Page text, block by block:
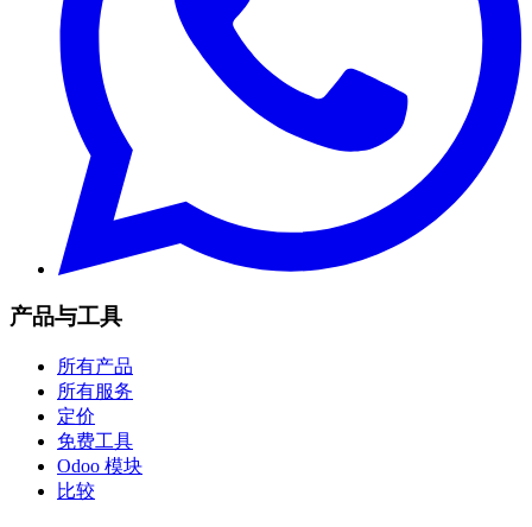
产品与工具
所有产品
所有服务
定价
免费工具
Odoo 模块
比较